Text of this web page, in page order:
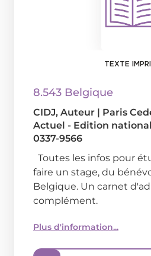
TEXTE
8.543 Belgique
CIDJ, Auteur | Paris
Actuel - Edition
0337-9566
Toutes les infos pour
faire un stage, du
Belgique. Un carnet
complément.
Plus d'information...